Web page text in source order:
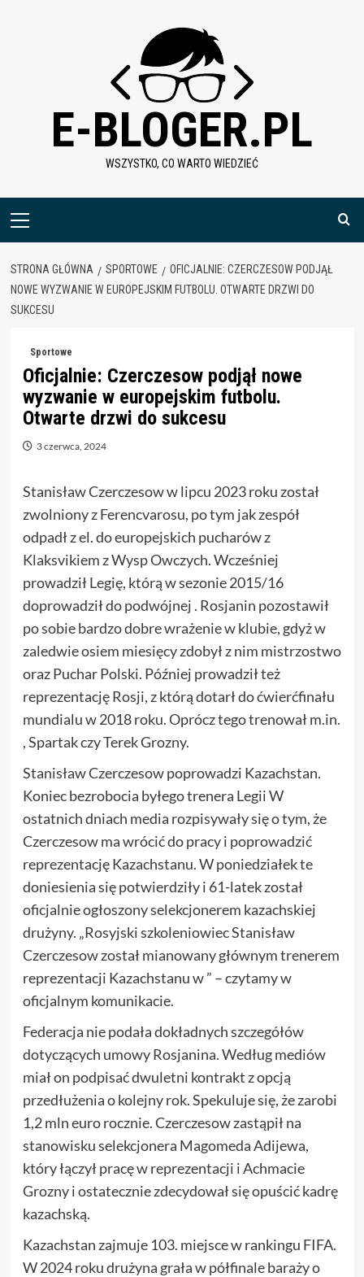
E-BLOGER.PL
WSZYSTKO, CO WARTO WIEDZIEĆ
Menu
STRONA GŁÓWNA SPORTOWE
OFICJALNIE: CZERCZESOW PODJĄŁ
NOWE WYZWANIE W EUROPEJSKIM FUTBOLU. OTWARTE DRZWI DO
SUKCESU
Sportowe
Oficjalnie: Czerczesow podjął nowe
wyzwanie w europejskim futbolu.
Otwarte drzwi do sukcesu
3 czerwca, 2024
Stanisław Czerczesow w lipcu 2023 roku został
zwolniony z Ferencvarosu, po tym jak zespół
odpadł z el. do europejskich pucharów z
Klaksvikiem z Wysp Owczych. Wcześniej
prowadził Legię, którą w sezonie 2015/16
doprowadził do podwójnej . Rosjanin pozostawił
po sobie bardzo dobre wrażenie w klubie, gdyż w
zaledwie osiem miesięcy zdobył z nim mistrzostwo
oraz Puchar Polski. Później prowadził też
reprezentację Rosji, z którą dotarł do ćwierćfinału
mundialu w 2018 roku. Oprócz tego trenował m.in.
, Spartak czy Terek Grozny.
Stanisław Czerczesow poprowadzi Kazachstan.
Koniec bezrobocia byłego trenera Legii W
ostatnich dniach media rozpisywały się o tym, że
Czerczesow ma wrócić do pracy i poprowadzić
reprezentację Kazachstanu. W poniedziałek te
doniesienia się potwierdziły i 61-latek został
oficjalnie ogłoszony selekcjonerem kazachskiej
drużyny. „Rosyjski szkoleniowiec Stanisław
Czerczesow został mianowany głównym trenerem
reprezentacji Kazachstanu w ” – czytamy w
oficjalnym komunikacie.
Federacja nie podała dokładnych szczegółów
dotyczących umowy Rosjanina. Według mediów
miał on podpisać dwuletni kontrakt z opcją
przedłużenia o kolejny rok. Spekuluje się, że zarobi
1,2 mln euro rocznie. Czerczesow zastąpił na
stanowisku selekcjonera Magomeda Adijewa,
który łączył pracę w reprezentacji i Achmacie
Grozny i ostatecznie zdecydował się opuścić kadrę
kazachską.
Kazachstan zajmuje 103. miejsce w rankingu FIFA.
W 2024 roku drużyna grała w półfinale baraży o